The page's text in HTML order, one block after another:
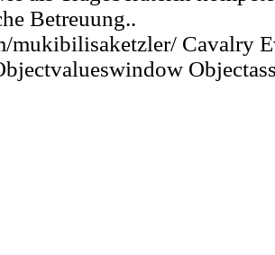
Betreuung..
mukibilisaketzler/ Cavalry